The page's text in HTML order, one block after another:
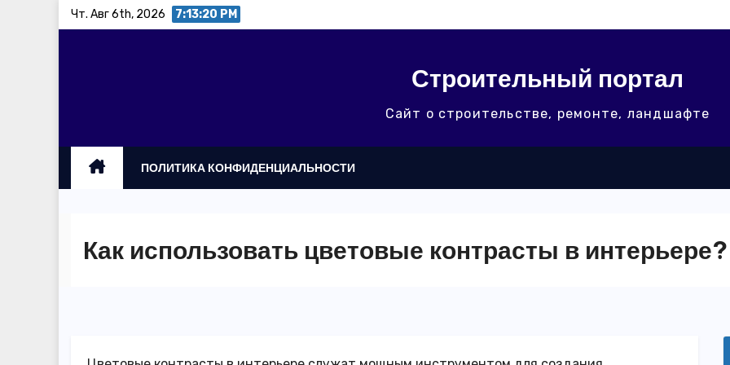
Чт. Авг 6th, 2026 7:13:21 PM
Строительный портал
Сайт о строительстве, ремонте, ландшафте
ПОЛИТИКА КОНФИДЕНЦИАЛЬНОСТИ
Как использовать цветовые контрасты в интерьере?